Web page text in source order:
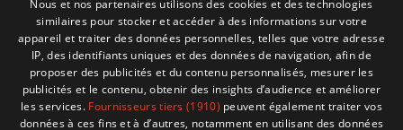
MENU
boutique
store@adventech.be
Mercuriusstraat 24 - 1930 Zaventem
Nous et nos partenaires utilisons des cookies et des technologies
similaires pour stocker et accéder à des informations sur votre
appareil et traiter des données personnelles, telles que votre adresse
IP, des identifiants uniques et des données de navigation, afin de
proposer des publicités et du contenu personnalisés, mesurer les
publicités et le contenu, obtenir des insights d’audience et améliorer
les services. Fournisseurs tiers (1910) peuvent également traiter vos
données à ces fins et à d’autres, notamment en utilisant des données